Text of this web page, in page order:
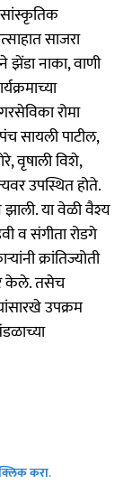
सांस्कृतिक
साजरा
नाका, वाणी
रोमा
सायली पाटील,
वृषाली विशे,
उपस्थित होते.
झाली. या वेळी वैश्य
व संगीता रोडगे
क्रांतिज्योती
केले. तसेच
उपक्रम
करा.